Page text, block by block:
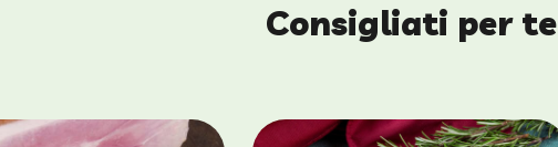
Consigliati per te